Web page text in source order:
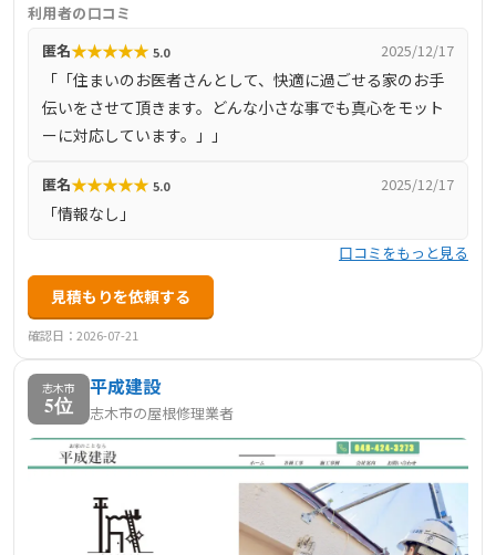
や夢を実現するため、打ち合わせからプランニング、現場
監督、お引き渡しまで一貫して一級建築士が専任で担当
し、安心と信頼のサービスを提供しています。住まいのお
医者さんとして、快適な住環境づくりをサポートし、どん
な小さなことでも真心をもって対応しています。
利用者の口コミ
匿名★★★★★ 5.0 2025/12/17
「「住まいのお医者さんとして、快適に過ごせる家のお手
伝いをさせて頂きます。どんな小さな事でも真心をモット
ーに対応しています。」」
匿名★★★★★ 5.0 2025/12/17
「情報なし」
口コミをもっと見る
見積もりを依頼する
確認日：2026-07-21
志木市
5位
平成建設
志木市の屋根修理業者